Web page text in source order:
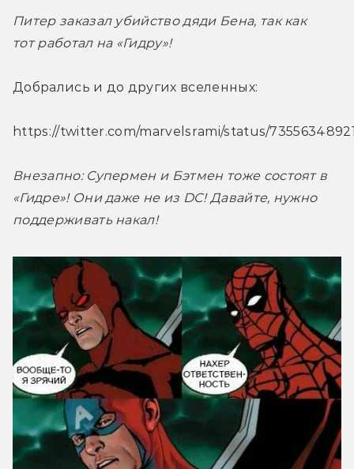
Питер заказал убийство дяди Бена, так как
тот работал на «Гидру»!
Добрались и до других вселенных:
https://twitter.com/marvelsrami/status/
Внезапно: Супермен и Бэтмен тоже состоят в
«Гидре»! Они даже не из DC! Давайте, нужно
поддерживать накал!